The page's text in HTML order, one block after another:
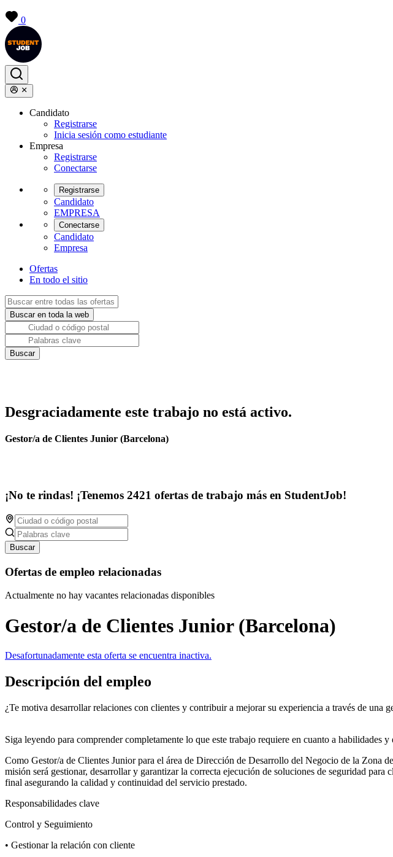
0
Candidato
Registrarse
Inicia sesión como estudiante
Empresa
Registrarse
Conectarse
Registrarse
Candidato
EMPRESA
Conectarse
Candidato
Empresa
Ofertas
En todo el sitio
Desgraciadamente este trabajo no está activo.
Gestor/a de Clientes Junior (Barcelona)
¡No te rindas! ¡Tenemos 2421 ofertas de trabajo más en StudentJob!
Buscar
Ofertas de empleo relacionadas
Actualmente no hay vacantes relacionadas disponibles
Gestor/a de Clientes Junior (Barcelona)
Desafortunadamente esta oferta se encuentra inactiva.
Descripción del empleo
¿Te motiva desarrollar relaciones con clientes y contribuir a mejorar su experiencia a través de una
Siga leyendo para comprender completamente lo que este trabajo requiere en cuanto a habilidades
Como Gestor/a de Clientes Junior para el área de Dirección de Desarrollo del Negocio de la Zona
misión será gestionar, desarrollar y garantizar la correcta ejecución de soluciones de seguridad
final asegurando la calidad y continuidad del servicio prestado.
Responsabilidades clave
Control y Seguimiento
• Gestionar la relación con cliente